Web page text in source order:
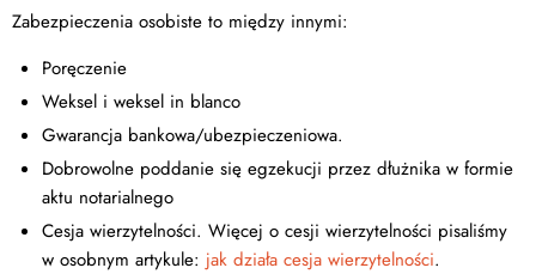
Zabezpieczenia osobiste to między innymi:
Poręczenie
Weksel i weksel in blanco
Gwarancja bankowa/ubezpieczeniowa.
Dobrowolne poddanie się egzekucji przez dłużnika w formie
aktu notarialnego
Cesja wierzytelności. Więcej o cesji wierzytelności pisaliśmy
w osobnym artykule: jak działa cesja wierzytelności.